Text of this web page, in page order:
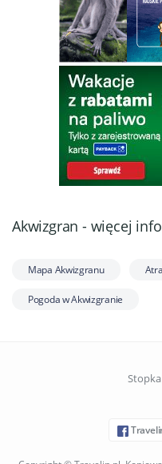
Akwizgran - więcej
Mapa Akwizgranu
Pogoda w Akwizgranie